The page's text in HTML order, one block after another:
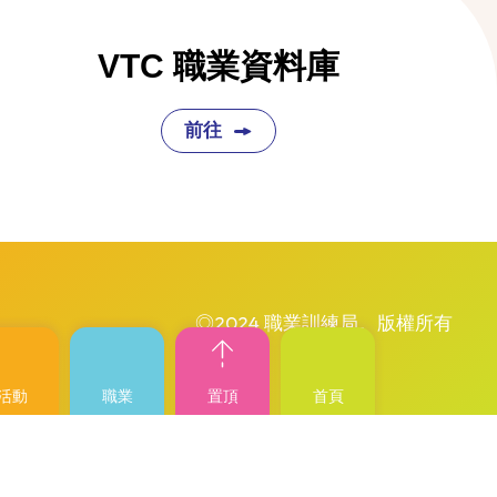
VTC 職業資料庫
前往
◎2024 職業訓練局。版權所有
動 職業 置頂 首頁